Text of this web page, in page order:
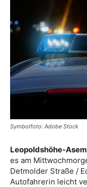
Symbolfoto: Adobe Stock
Leopoldshöhe-
es am
Detmolder Straße /
Autofahrerin leicht